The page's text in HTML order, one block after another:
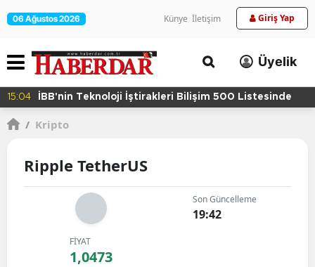
06 Ağustos 2026 Künye İletişim Giriş Yap
Üyelik
15:04 İBB'nin Teknoloji İştirakleri Bilişim 500 Listesinde
/ Kripto
Ripple TetherUS
Son Güncelleme
19:42
FİYAT
1,0473